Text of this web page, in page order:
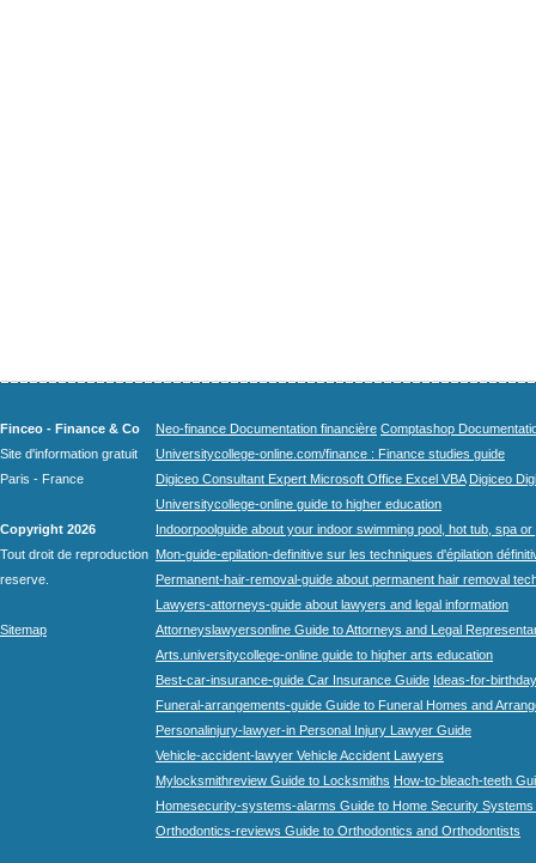
Finceo - Finance & Co
Site d'information gratuit
Paris - France
Copyright 2026
Tout droit de reproduction
reserve.
Sitemap
Neo-finance Documentation financière Comptashop
Universitycollege-online.com/finance : Finance studies guide
Digiceo Consultant Expert Microsoft Office Excel VBA Digiceo
Universitycollege-online guide to higher education
Indoorpoolguide about your indoor swimming pool, hot tub, spa
Mon-guide-epilation-definitive sur les techniques d'épilation
Permanent-hair-removal-guide about permanent hair removal
Lawyers-attorneys-guide about lawyers and legal information
Attorneyslawyersonline Guide to Attorneys and Legal
Arts.universitycollege-online guide to higher arts education
Best-car-insurance-guide Car Insurance Guide Ideas-for-
Funeral-arrangements-guide Guide to Funeral Homes and
Personalinjury-lawyer-in Personal Injury Lawyer Guide
Vehicle-accident-lawyer Vehicle Accident Lawyers
Mylocksmithreview Guide to Locksmiths How-to-bleach-teeth
Homesecurity-systems-alarms Guide to Home Security Systems
Orthodontics-reviews Guide to Orthodontics and Orthodontists